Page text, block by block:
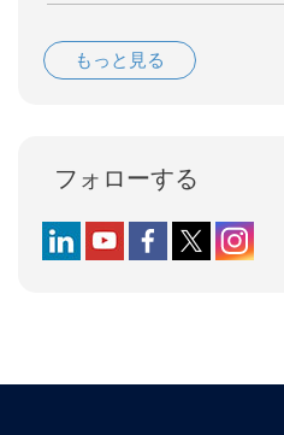
もっと見る
フォローする
Follow us on LinkedIn
Follow us on YouTube
Follow us on
Follow us
Follow